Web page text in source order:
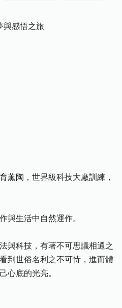
與感悟之旅
薰陶，世界級科技大廠訓練，
與生活中自然運作。
與科技，有著不可思議相通之
到世俗名利之不可恃，進而體
心底的光亮。